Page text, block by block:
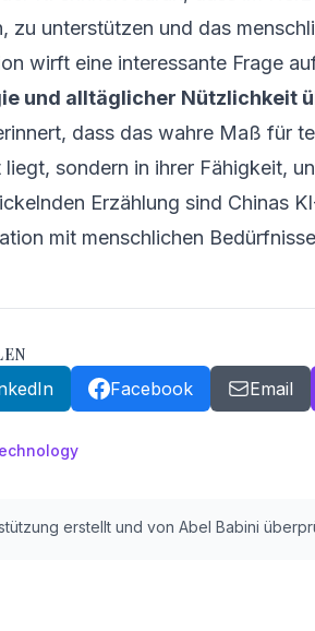
zu unterstützen und das
wirft eine interessante Frage
und alltäglicher Nützlichkeit
dass das wahre Maß für
sondern in ihrer Fähigkeit,
Erzählung sind Chinas
mit menschlichen
Facebook Email
erstellt und von Abel Babini